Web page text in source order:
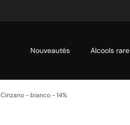
Nouveautés Alcools rare
Cinzano - bianco - 14%